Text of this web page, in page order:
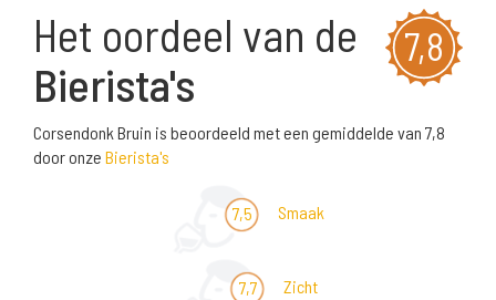
7,8
Het oordeel van de
Bierista's
Corsendonk Bruin is beoordeeld met een gemiddelde van 7,8
door onze Bierista's
7,5 Smaak
7,7 Zicht